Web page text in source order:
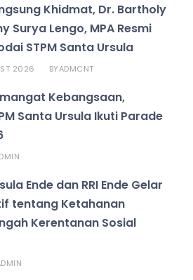
Khidmat, Dr. Bartholy
Surya Lengo, MPA Resmi
STPM Santa Ursula
2026 BYADMCNT
Kebangsaan,
Santa Ursula Ikuti Parade
Ende dan RRI Ende Gelar
tentang Ketahanan
Kerentanan Sosial